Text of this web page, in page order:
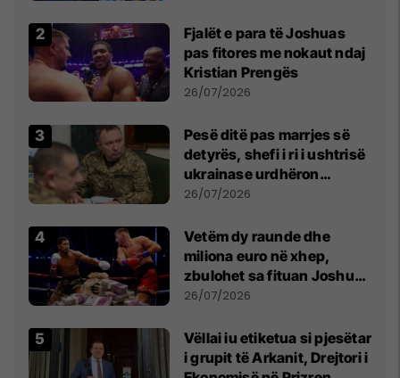
Fjalët e para të Joshuas
pas fitores me nokaut ndaj
Kristian Prengës
26/07/2026
Pesë ditë pas marrjes së
detyrës, shefi i ri i ushtrisë
ukrainase urdhëron
kontroll të madh
26/07/2026
Vetëm dy raunde dhe
miliona euro në xhep,
zbulohet sa fituan Joshua
e Prenga
26/07/2026
Vëllai iu etiketua si pjesëtar
i grupit të Arkanit, Drejtori i